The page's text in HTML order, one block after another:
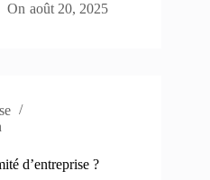
On août 20, 2025
d’entreprise ?